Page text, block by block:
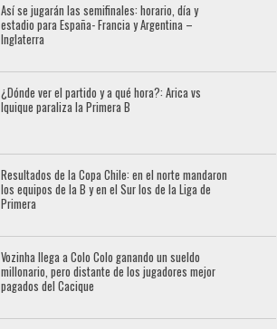
Así se jugarán las semifinales: horario, día y
estadio para España- Francia y Argentina –
Inglaterra
¿Dónde ver el partido y a qué hora?: Arica vs
Iquique paraliza la Primera B
Resultados de la Copa Chile: en el norte mandaron
los equipos de la B y en el Sur los de la Liga de
Primera
Vozinha llega a Colo Colo ganando un sueldo
millonario, pero distante de los jugadores mejor
pagados del Cacique